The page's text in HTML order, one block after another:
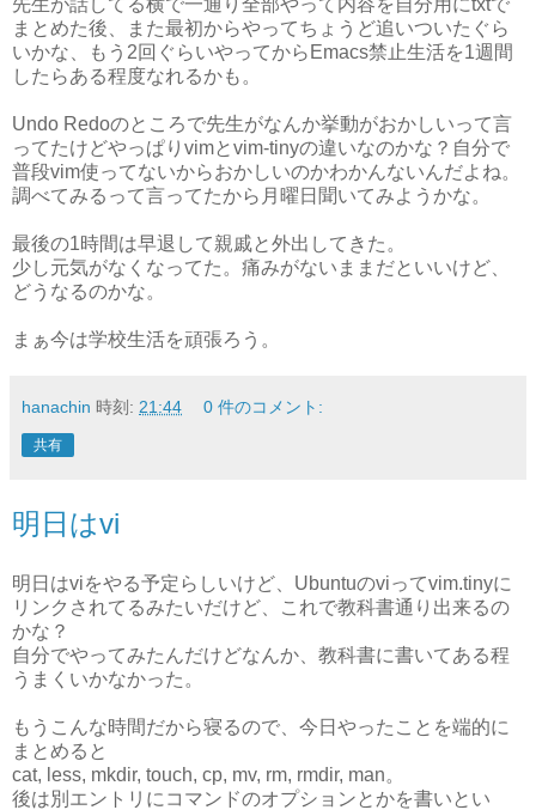
先生が話してる横で一通り全部やって内容を自分用にtxtで
まとめた後、また最初からやってちょうど追いついたぐら
いかな、もう2回ぐらいやってからEmacs禁止生活を1週間
したらある程度なれるかも。
Undo Redoのところで先生がなんか挙動がおかしいって言
ってたけどやっぱりvimとvim-tinyの違いなのかな？自分で
普段vim使ってないからおかしいのかわかんないんだよね。
調べてみるって言ってたから月曜日聞いてみようかな。
最後の1時間は早退して親戚と外出してきた。
少し元気がなくなってた。痛みがないままだといいけど、
どうなるのかな。
まぁ今は学校生活を頑張ろう。
hanachin 時刻: 21:44 0 件のコメント:
共有
明日はvi
明日はviをやる予定らしいけど、Ubuntuのviってvim.tinyに
リンクされてるみたいだけど、これで教科書通り出来るの
かな？
自分でやってみたんだけどなんか、教科書に書いてある程
うまくいかなかった。
もうこんな時間だから寝るので、今日やったことを端的に
まとめると
cat, less, mkdir, touch, cp, mv, rm, rmdir, man。
後は別エントリにコマンドのオプションとかを書いとい